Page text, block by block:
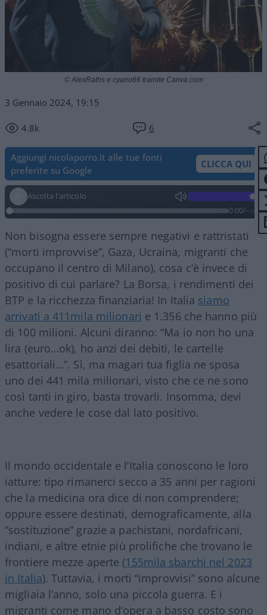
3 Gennaio 2024, 19:15
4.8k 6
© AlexRaths e cyano66 tramite Canva.com
Aggiungi nicolaporro.it alle tue fonti
preferite su Google
CLICCA QUI
Ascolta l'articolo
0:00/--:--
Non bisogna essere sempre negativi e rattristati
(“morti improvvise”, Gaza, Ucraina, migranti che
occupano il centro di Milano), cosa c’è invece di
positivo di cui parlare? La Borsa, i rendimenti dei
BTP e la ricchezza finanziaria! In Italia siamo
arrivati a 411mila milionari e 1.356 che hanno più
di 100 milioni. Alcuni diranno: “Ma io non ho una
lira (euro…ok), ho anzi dei debiti, le cartelle
esattoriali…”. Sì, ma magari tua figlia ne sposa
uno dei 441 mila milionari, visto che ce ne sono
così tanti in giro, basta trovarli. Insomma, devi
anche vedere le cose dal lato positivo.
Il mondo occidentale e l’Italia conoscono le loro
iatture: tipo rimanerci secco a 35 anni per ragioni
che la medicina ora dice di non comprendere;
oppure essere destinati, demograficamente, alla
“sostituzione” grazie a pachistani, nordafricani,
indiani, e altre etnie più prolifiche che trovano le
frontiere mezze aperte (155mila sbarchi nel 2023
in Italia). Tuttavia, i morti “improvvisi” sono alcune
migliaia l’anno, solo una piccola guerra. E i
migranti come mano d’opera a basso costo sono